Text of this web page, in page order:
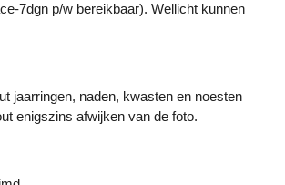
7dgn p/w bereikbaar). Wellicht kunnen
jaarringen, naden, kwasten en noesten
enigszins afwijken van de foto.